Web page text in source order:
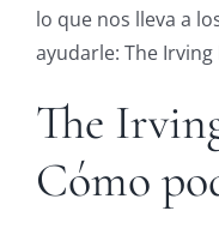
lo que nos lleva a
ayudarle: The Irving
The
Cómo